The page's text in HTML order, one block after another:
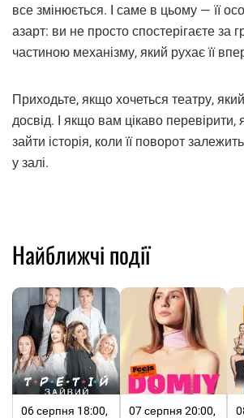
все змінюється. І саме в цьому — її
азарт: ви не просто спостерігаєте за
частиною механізму, який рухає її
Приходьте, якщо хочеться театру,
досвід. І якщо вам цікаво
зайти історія, коли її поворот
у залі.
Найближчі події
06 серпня 18:00, 07 серпня 20:00,